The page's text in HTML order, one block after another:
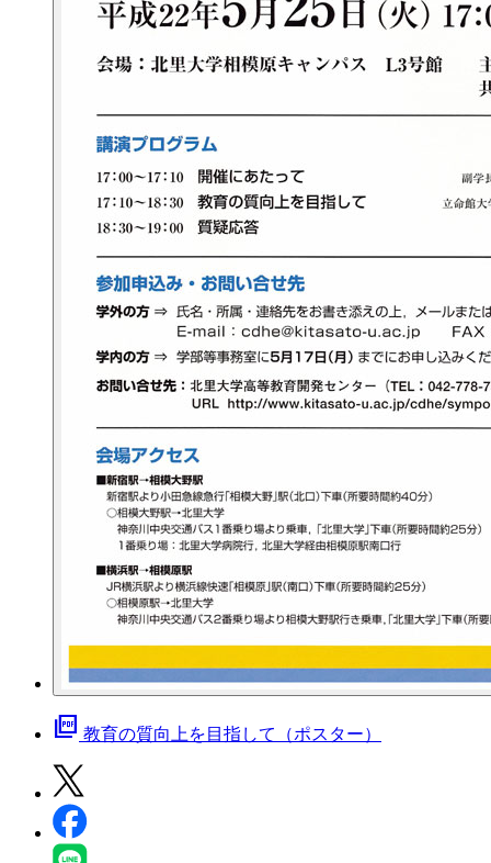
picture_as_pdf 教育の質向上を目指して（ポスター）